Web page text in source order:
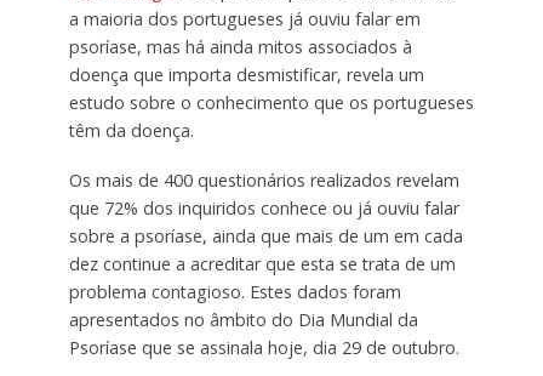
a maioria dos portugueses já ouviu falar em
psoríase, mas há ainda mitos associados à
doença que importa desmistificar, revela um
estudo sobre o conhecimento que os portugueses
têm da doença.
Os mais de 400 questionários realizados revelam
que 72% dos inquiridos conhece ou já ouviu falar
sobre a psoríase, ainda que mais de um em cada
dez continue a acreditar que esta se trata de um
problema contagioso. Estes dados foram
apresentados no âmbito do Dia Mundial da
Psoríase que se assinala hoje, dia 29 de outubro.